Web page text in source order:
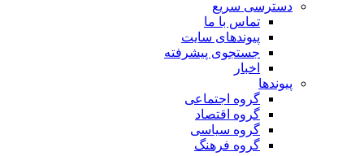
دسترسی سریع
تماس با ما
پیوندهای سایت
جستجوی پیشرفته
اخبار
پیوندها
گروه اجتماعی
گروه اقتصاد
گروه سیاسی
گروه فرهنگ